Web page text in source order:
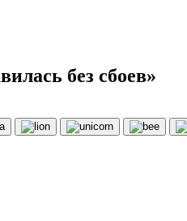
без сбоев»